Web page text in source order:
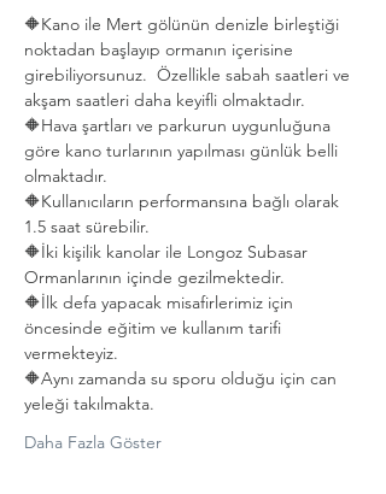
🔶️Kano ile Mert gölünün denizle birleştiği
noktadan başlayıp ormanın içerisine
girebiliyorsunuz.  Özellikle sabah saatleri ve
akşam saatleri daha keyifli olmaktadır.
🔶️Hava şartları ve parkurun uygunluğuna
göre kano turlarının yapılması günlük belli
olmaktadır.
🔶️Kullanıcıların performansına bağlı olarak
1.5 saat sürebilir.
🔶️İki kişilik kanolar ile Longoz Subasar
Ormanlarının içinde gezilmektedir.
🔶️İlk defa yapacak misafirlerimiz için
öncesinde eğitim ve kullanım tarifi
vermekteyiz.
🔶️Aynı zamanda su sporu olduğu için can
yeleği takılmakta.
Daha Fazla Göster